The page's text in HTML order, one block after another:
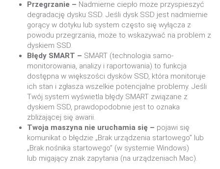
Przegrzanie – Nadmierne ciepło może przyspieszyć
degradację dysku SSD. Jeśli dysk SSD jest nadmiernie
gorący w dotyku lub system często się wyłącza z
powodu przegrzania, może to wskazywać na problem z
dyskiem SSD.
Błędy SMART – SMART (technologia samo-
monitorowania, analizy i raportowania) to funkcja
dostępna w większości dysków SSD, która monitoruje
ich stan i zgłasza wszelkie potencjalne problemy. Jeśli
Twój system wyświetla błędy SMART związane z
dyskiem SSD, prawdopodobnie jest to oznaka
zbliżającej się awarii.
Twoja maszyna nie uruchamia się – pojawi się
komunikat o błędzie „Brak urządzenia startowego” lub
„Brak nośnika startowego” (w systemie Windows)
lub migający znak zapytania (na urządzeniach Mac).